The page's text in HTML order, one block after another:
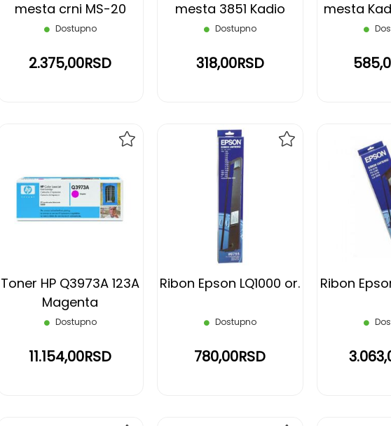
mesta crni MS-20
CASIO
Dostupno
2.375,00RSD
mesta 3851 Kadio
Dostupno
318,00RSD
mesta
Toner HP Q3973A 123A
Magenta
Dostupno
11.154,00RSD
Ribon Epson LQ1000 or.
Dostupno
780,00RSD
Ribon